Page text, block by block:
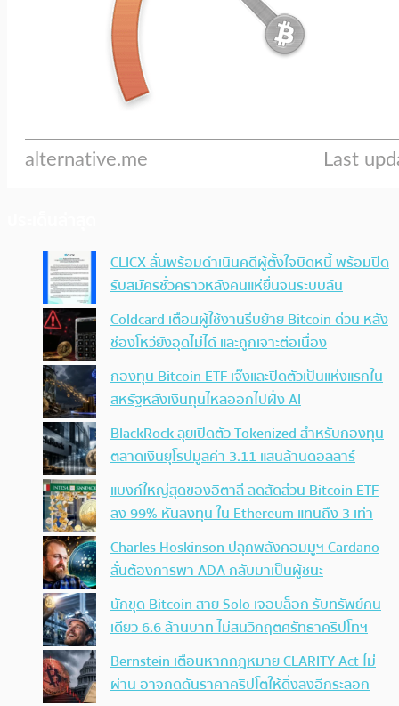
CLICX ลั่นพร้อมดำเนินคดีผู้ตั้งใจบิดหนี้ พร้อมปิด
รับสมัครชั่วคราวหลังคนแห่ยื่นจนระบบล้น
Coldcard เตือนผู้ใช้งานรีบย้าย Bitcoin ด่วน หลัง
ช่องโหว่ยังอุดไม่ได้ และถูกเจาะต่อเนื่อง
กองทุน Bitcoin ETF เจ๊งและปิดตัวเป็นแห่งแรกใน
สหรัฐหลังเงินทุนไหลออกไปฝั่ง AI
BlackRock ลุยเปิดตัว Tokenized สำหรับกองทุน
ตลาดเงินยุโรปมูลค่า 3.11 แสนล้านดอลลาร์
แบงก์ใหญ่สุดของอิตาลี ลดสัดส่วน Bitcoin ETF
ลง 99% หันลงทุน ใน Ethereum แทนถึง 3 เท่า
Charles Hoskinson ปลุกพลังคอมมูฯ Cardano
ลั่นต้องการพา ADA กลับมาเป็นผู้ชนะ
นักขุด Bitcoin สาย Solo เจอบล็อก รับทรัพย์คน
เดียว 6.6 ล้านบาท ไม่สนวิกฤตศรัทธาคริปโทฯ
Bernstein เตือนหากกฎหมาย CLARITY Act ไม่
ผ่าน อาจกดดันราคาคริปโตให้ดิ่งลงอีกระลอก